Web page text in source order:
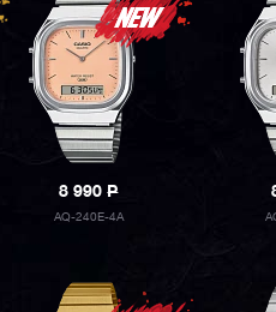
8 990P
AQ-240E-4A